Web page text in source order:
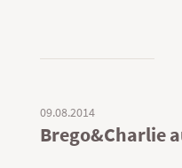
09.08.2014
Brego&Charlie